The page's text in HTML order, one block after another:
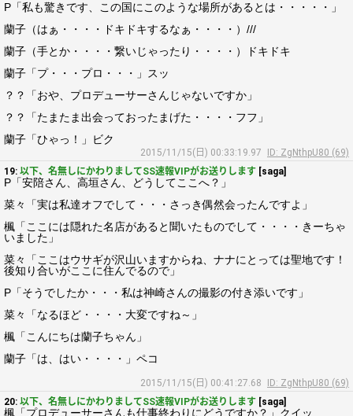
P「私も驚きです、この国にこのような場所があるとは・・・・・」
蘭子（はぁ・・・・ドキドキするなぁ・・・・）///
蘭子（手とか・・・・繋いじゃったり・・・・）ドキドキ
蘭子「プ・・・プロ・・・」スッ
？？「おや、プロデューサーさんじゃないですか」
？？「たまたま出会っておったまげた・・・・フフ」
蘭子「ひゃっ！」ビク
2015/11/15(日) 00:33:19.97
ID: ZgNthpU80 (69)
19: 以下、名無しにかわりましてSS速報VIPがお送りします [saga]
P「安陪さん、高垣さん、どうしてここへ？」
菜々「実は私達オフでして・・・さっき偶然会ったんですよ」
楓「ここには隠れた名店があると聞いたものでして・・・・きーちゃ
いました」
菜々「ここはウサギが沢山いますからね、ナナにとっては聖地です！
後知り合いがここに住んでるので」
P「そうでしたか・・・私は神崎さんの撮影の付き添いです」
菜々「なるほど・・・・大変ですね～」
楓「こんにちは蘭子ちゃん」
蘭子「は、はい・・・・」ペコ
2015/11/15(日) 00:41:27.68
ID: ZgNthpU80 (69)
20: 以下、名無しにかわりましてSS速報VIPがお送りします [saga]
楓「プロデューサーさんも仕事終わりにどうですか？」クイッ